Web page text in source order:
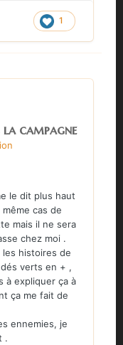
1
campagne
le dit plus haut
cas de
mais il ne sera
chez moi .
les histoires de
verts en + ,
à expliquer ça à
ça me fait de
ennemies, je
.